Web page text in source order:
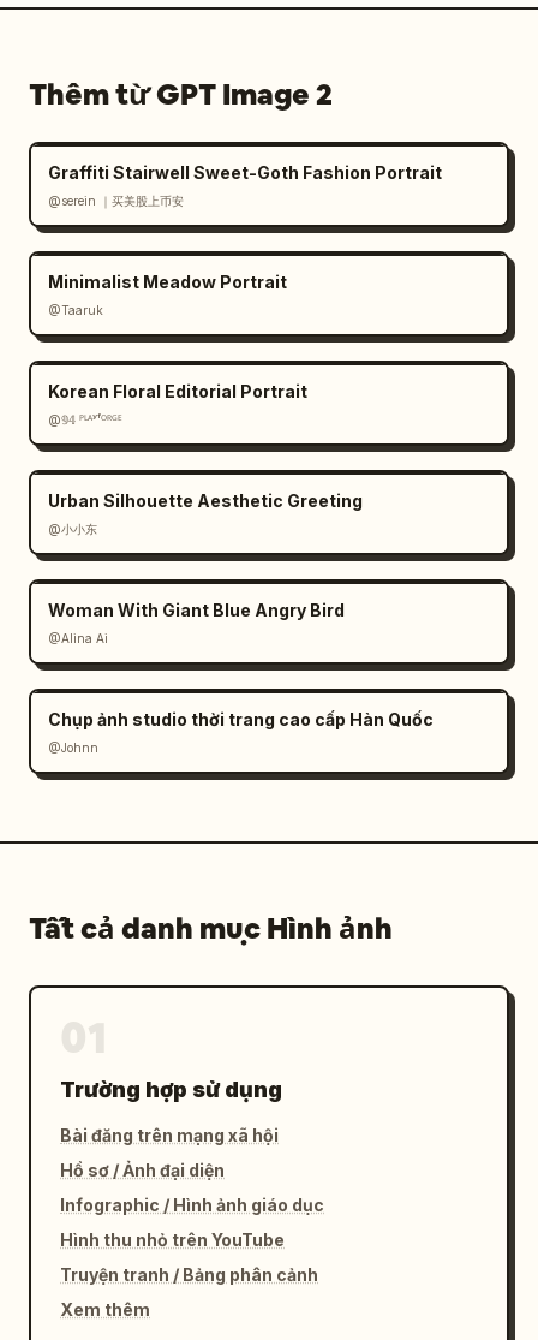
Thêm từ GPT Image 2
Graffiti Stairwell Sweet-Goth Fashion Portrait
@serein ｜买美股上币安
Minimalist Meadow Portrait
@Taaruk
Korean Floral Editorial Portrait
@𝟡𝟜 ᴾᴸᴬʸᶠᴼᴿᴳᴱ
Urban Silhouette Aesthetic Greeting
@小小东
Woman With Giant Blue Angry Bird
@Alina Ai
Chụp ảnh studio thời trang cao cấp Hàn Quốc
@Johnn
Tất cả danh mục Hình ảnh
Trường hợp sử dụng
Bài đăng trên mạng xã hội
Hồ sơ / Ảnh đại diện
Infographic / Hình ảnh giáo dục
Hình thu nhỏ trên YouTube
Truyện tranh / Bảng phân cảnh
Xem thêm